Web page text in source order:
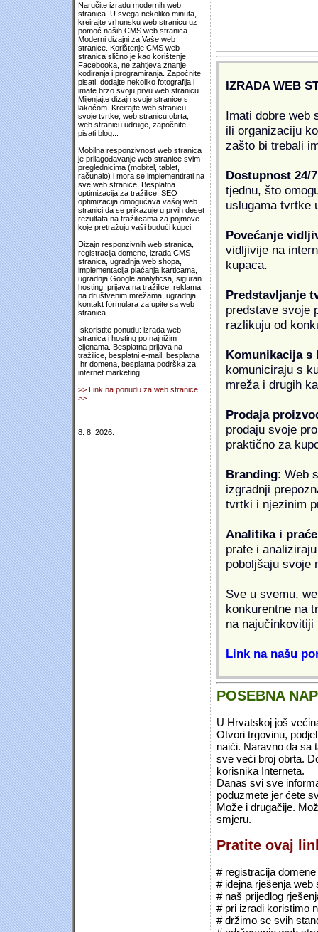
Naručite izradu modernih web
stranica. U svega nekoliko minuta,
kreirajte vrhunsku web stranicu uz
pomoć naših CMS web stranica.
Moderni dizajni za Vaše web
stranice. Korištenje CMS web
stranica slično je kao korištenje
Facebooka, ne zahtjeva znanje
kodiranja i programiranja. Započnite
pisati, dodajte nekoliko fotografija i
imate brzo svoju prvu web stranicu.
Mijenjajte dizajn svoje stranice s
lakoćom. Kreirajte web stranicu
svoje tvrtke, web stranicu obrta,
web stranicu udruge, započnite
pisati blog...
Mobilna responzivnost web stranica
je prilagođavanje web stranice svim
preglednicima (mobitel, tablet,
računalo) i mora se implementirati na
sve web stranice. Besplatna
optimizacija za tražilice; SEO
optimizacija omogućava vašoj web
stranici da se prikazuje u prvih deset
rezultata na tražilicama za pojmove
koje pretražuju vaši budući kupci.
Dizajn responzivnih web stranica,
registracija domene, izrada CMS
stranica, ugradnja web shopa,
implementacija plaćanja karticama,
ugradnja Google analyticsa, siguran
hosting, prijava na tražilice, reklama
na društvenim mrežama, ugradnja
kontakt formulara za upite sa web
stranica...
Iskoristite ponudu: izrada web
stranica i hosting po najnižim
cijenama. Besplatna prijava na
tražilice, besplatni e-mail, besplatna
.hr domena, besplatna podrška za
internet marketing...
>> Link na ponudu za web stranice
>>
8. 8. 2026.
IZRADA WEB
Imati dobre web
ili organizaciju
zašto bi trebali
Dostupnost 24/7
tjednu, što
uslugama tvrtke
Povećanje
vidljivije na
kupaca.
Predstavljanje
predstave svoje
razlikuju od
Komunikacija s
komuniciraju s
mreža i drugih
Prodaja
prodaju svoje
praktično za
Branding: Web
izgradnji
tvrtki i njezinim
Analitika i
prate i
poboljšaju svoje
Sve u svemu,
konkurentne na
na najučinkovitiji
Link na našu
POSEBNA
U Hrvatskoj još
Otvori trgovinu,
naići. Naravno da sa
sve veći broj obrta.
korisnika Interneta.
Danas svi sve
poduzmete jer ćete
Može i drugačije.
smjeru.
Pratite ovaj
# registracija
# idejna rješenja web
# naš prijedlog
# pri izradi koristimo
# držimo se svih